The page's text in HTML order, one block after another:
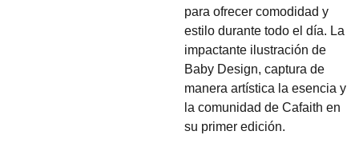
para ofrecer comodidad y
estilo durante todo el día. La
impactante ilustración de
Baby Design, captura de
manera artística la esencia y
la comunidad de Cafaith en
su primer edición.